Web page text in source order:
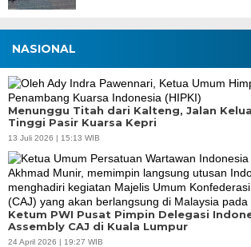
NASIONAL
Menunggu Titah dari Kalteng, Jalan
Tinggi Pasir Kuarsa Kepri
13 Juli 2026 | 15:13 WIB
Ketum PWI Pusat Pimpin Delegasi
Assembly CAJ di Kuala Lumpur
24 April 2026 | 19:27 WIB